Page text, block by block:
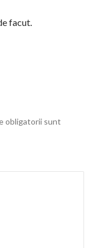
facut.
obligatorii sunt